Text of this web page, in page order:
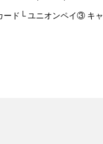
ード└ ユニオンペイ③ キャ